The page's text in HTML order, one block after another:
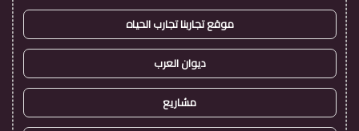
موقع تجاربنا تجارب الحياه
ديوان العرب
مشاريع